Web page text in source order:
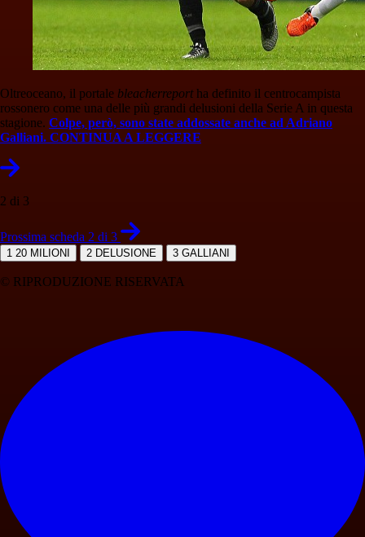
Oltreoceano, il portale bleacherreportha definito il centrocampista
rossonero come una delle più grandi delusioni della Serie A in questa
stagione. Colpe, però, sono state addossate anche ad Adriano
Galliani. CONTINUA A LEGGERE
2 di 3
Prossima scheda 2 di 3
1 20 MILIONI 2 DELUSIONE 3 GALLIANI
© RIPRODUZIONE RISERVATA